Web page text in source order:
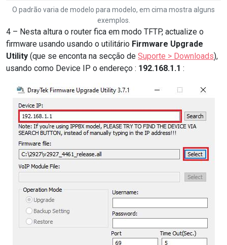
O padrão varia de modelo para modelo, em cima mostra alguns
exemplos.
4 – Nesta altura o router fica em modo TFTP, actualize o
firmware usando usando o utilitário Firmware Upgrade
Utility (que se enconta na secção de Suporte > Downloads),
usando como Device IP o endereço : 192.168.1.1 :